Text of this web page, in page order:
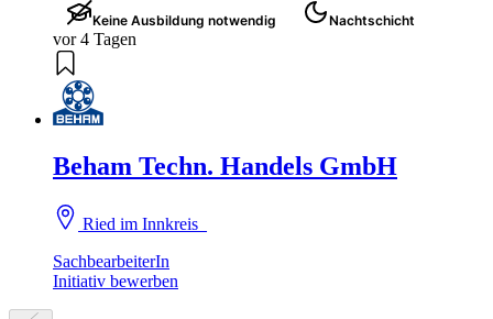
Keine Ausbildung notwendig Nachtschicht
vor 4 Tagen
Beham Techn. Handels GmbH
Ried im Innkreis
SachbearbeiterIn
Initiativ bewerben